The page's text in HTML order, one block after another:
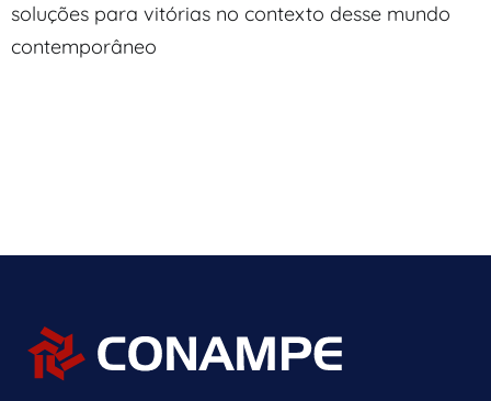
soluções para vitórias no contexto desse mundo
contemporâneo